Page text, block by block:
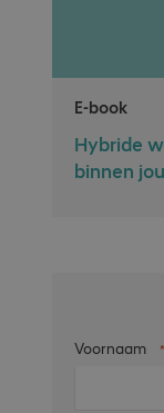
E-book
Hybride
binnen
Voornaam